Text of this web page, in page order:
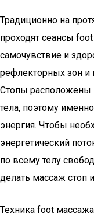
Традиционно на
проходят сеансы
самочувствие и
рефлекторных зон и
Стопы расположены
тела, поэтому
энергия. Чтобы
энергетический
по всему телу
делать массаж
Техника foot